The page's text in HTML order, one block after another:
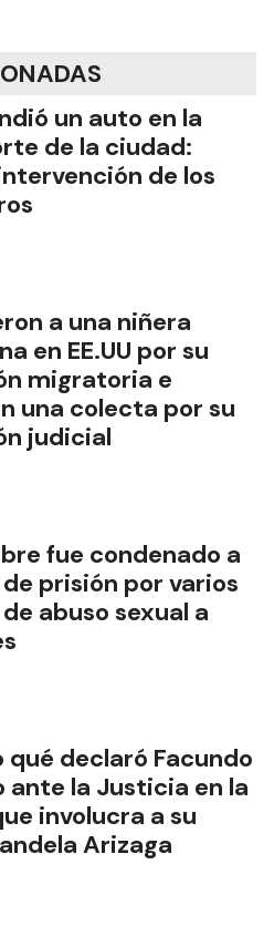
un auto en la
de la ciudad:
de los
a una niñera
en EE.UU por su
migratoria e
una colecta por su
judicial
fue condenado a
de prisión por varios
abuso sexual a
qué declaró Facundo
ante la Justicia en la
involucra a su
Arizaga